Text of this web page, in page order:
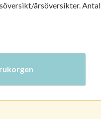
årsöversikter. Antal